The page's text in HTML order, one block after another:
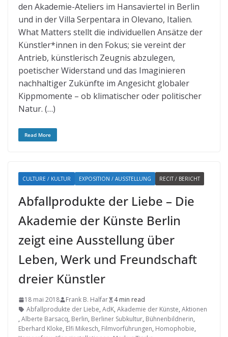
den Akademie-Ateliers im Hansaviertel in Berlin
und in der Villa Serpentara in Olevano, Italien.
What Matters stellt die individuellen Ansätze der
Künstler*innen in den Fokus; sie vereint der
Antrieb, künstlerisch Zeugnis abzulegen,
poetischer Widerstand und das Imaginieren
nachhaltiger Zukünfte im Angesicht globaler
Kippmomente – ob klimatischer oder politischer
Natur. (…)
Read More
CULTURE / KULTUR EXPOSITION / AUSSTELLUNG RECIT / BERICHT
Abfallprodukte der Liebe – Die
Akademie der Künste Berlin
zeigt eine Ausstellung über
Leben, Werk und Freundschaft
dreier Künstler
18 mai 2018 Frank B. Halfar
4 min read
Abfallprodukte der Liebe, AdK, Akademie der Künste, Aktionen
, Alberte Barsacq, Berlin, Berliner Subkultur, Bühnenbildnerin,
Eberhard Kloke, Elfi Mikesch, Filmvorführungen, Homophobie,